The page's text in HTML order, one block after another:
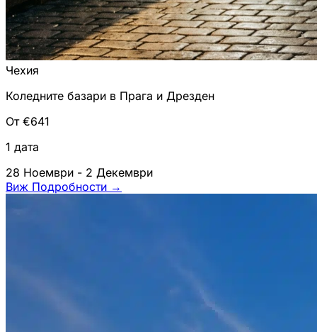
Чехия
Коледните базари в Прага и Дрезден
От €641
1 дата
28 Ноември - 2 Декември
Виж Подробности →